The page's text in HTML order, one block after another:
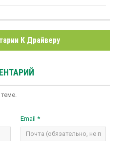
К Драйверу
Email *